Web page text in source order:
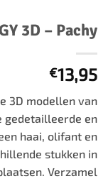
3D – Pachy
€13,95
3D modellen van
gedetailleerde en
haai, olifant en
stukken in
Verzamel